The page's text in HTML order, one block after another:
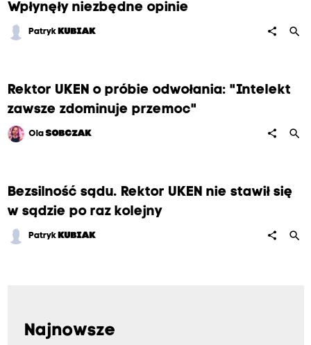
Wpłynęły niezbędne opinie
Patryk KUBIAK share search
Rektor UKEN o próbie odwołania: "Intelekt
zawsze zdominuje przemoc"
OlaSOBCZAK share search
Bezsilność sądu. Rektor UKEN nie stawił się
w sądzie po raz kolejny
Patryk KUBIAK share search
Najnowsze